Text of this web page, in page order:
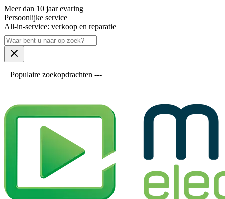
Meer dan 10 jaar evaring
Persoonlijke service
All-in-service: verkoop en reparatie
Populaire zoekopdrachten ---